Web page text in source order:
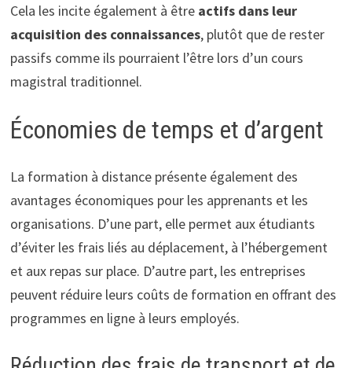
Cela les incite également à être actifs dans leur
acquisition des connaissances, plutôt que de rester
passifs comme ils pourraient l’être lors d’un cours
magistral traditionnel.
Économies de temps et d’argent
La formation à distance présente également des
avantages économiques pour les apprenants et les
organisations. D’une part, elle permet aux étudiants
d’éviter les frais liés au déplacement, à l’hébergement
et aux repas sur place. D’autre part, les entreprises
peuvent réduire leurs coûts de formation en offrant des
programmes en ligne à leurs employés.